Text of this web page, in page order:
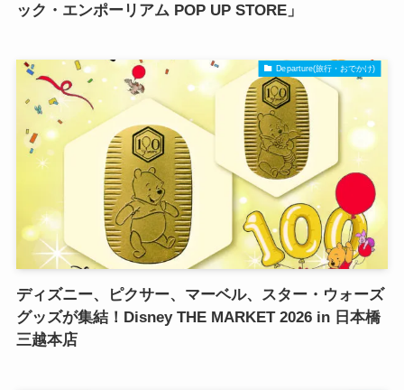
ック・エンポーリアム POP UP STORE」
Departure(旅行・おでかけ)
ディズニー、ピクサー、マーベル、スター・ウォーズ
グッズが集結！Disney THE MARKET 2026 in 日本橋
三越本店